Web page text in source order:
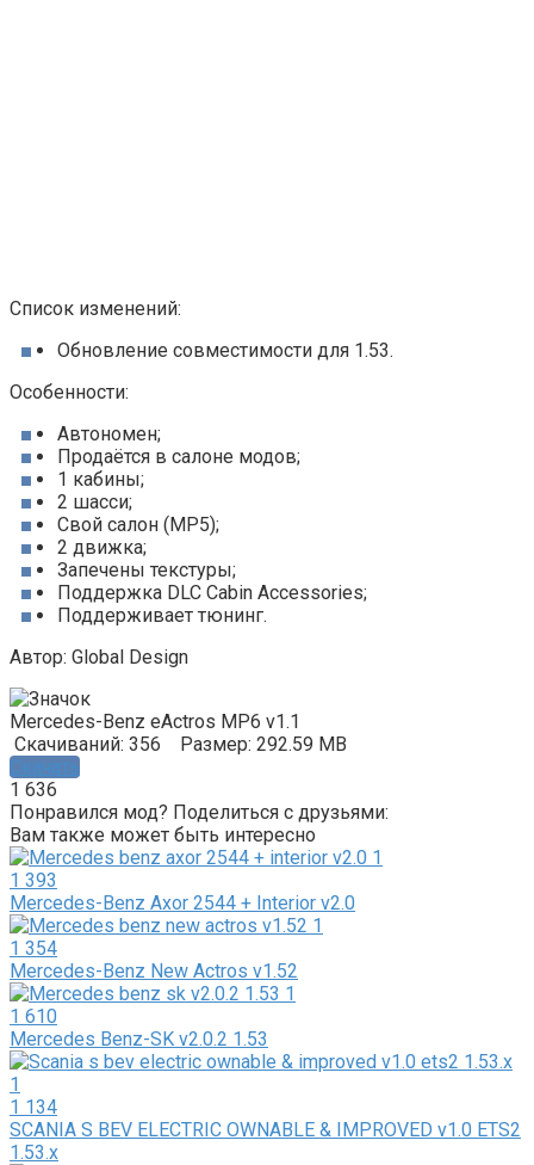
Список изменений:
Обновление совместимости для 1.53.
Особенности:
Автономен;
Продаётся в салоне модов;
1 кабины;
2 шасси;
Свой салон (MP5);
2 движка;
Запечены текстуры;
Поддержка DLC Cabin Accessories;
Поддерживает тюнинг.
Автор: Global Design
Mercedes-Benz eActros MP6 v1.1
Скачиваний: 356
Размер: 292.59 MB
Скачать
1 636
Понравился мод? Поделиться с друзьями:
Вам также может быть интересно
1 393
Mercedes-Benz Axor 2544 + Interior v2.0
1 354
Mercedes-Benz New Actros v1.52
1 610
Mercedes Benz-SK v2.0.2 1.53
1 134
SCANIA S BEV ELECTRIC OWNABLE & IMPROVED v1.0 ETS2
1.53.x